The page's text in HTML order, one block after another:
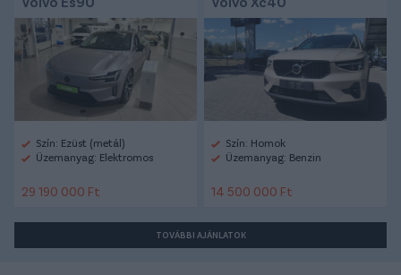
Szín: Ezüst (metál)
Üzemanyag: Elektromos
29 190 000 Ft
Szín: Homok
Üzemanyag: Benzin
14 500 000 Ft
TOVÁBBI AJÁNLATOK